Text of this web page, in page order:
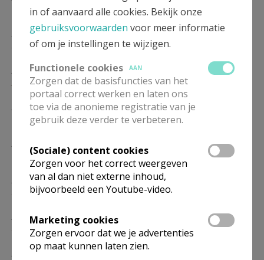
16/01
23/01
17.30 Eucharistie
30/01
17.30 Eucharistie
06/02
17.30 Eucharistie
20/02
17.30 Eucharistie
27/02
17.30 Eucharistie
17.30 Eucharistie
in of aanvaard alle cookies. Bekijk onze
gebruiksvoorwaarden voor meer informatie
of om je instellingen te wijzigen.
Functionele cookies
AAN
Zorgen dat de basisfuncties van het
portaal correct werken en laten ons
toe via de anonieme registratie van je
gebruik deze verder te verbeteren.
(Sociale) content cookies
Zorgen voor het correct weergeven
van al dan niet externe inhoud,
bijvoorbeeld een Youtube-video.
Marketing cookies
Zorgen ervoor dat we je advertenties
op maat kunnen laten zien.